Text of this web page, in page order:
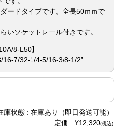
ードタイプです。全長50ｍｍで
いソケットレール付きです。
8-L50】
16-7/32-1/4-5/16-3/8-1/2”
庫状態 : 在庫あり（即日発送可能）
定価 ¥12,320(税込)